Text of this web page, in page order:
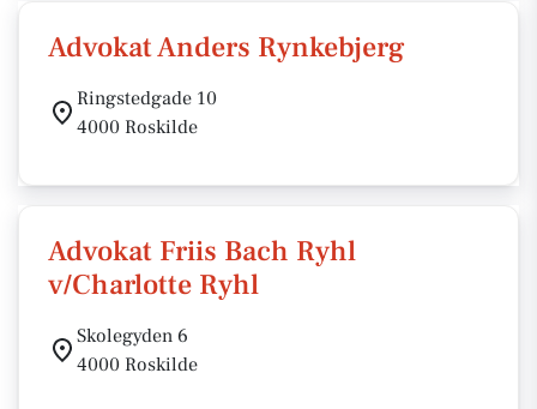
Advokat Anders Rynkebjerg
Ringstedgade 10
4000 Roskilde
Advokat Friis Bach Ryhl
v/Charlotte Ryhl
Skolegyden 6
4000 Roskilde